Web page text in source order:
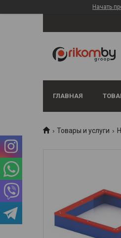
Начать
ГЛАВНАЯ
Товары и услуги